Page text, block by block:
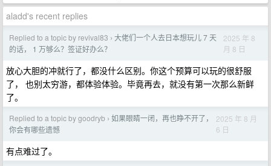
aladd's recent replies
Replied to a topic by revival83 › 大佬们一个人去日本想玩儿 7 天
的话， 1 万够么？签证好办么？
2025 年 8
月 8 日
放心大胆的冲就行了，都没什么区别。你这个预算可以玩的很舒服
了， 也别太穷游，都体验体验。毕竟再去，就没有第一次那么新鲜
了。
Replied to a topic by goodryb › 如果眼睛一闭，再也睁不开了，
你会有哪些遗憾
2025 年 8 月
6 日
有点难过了。